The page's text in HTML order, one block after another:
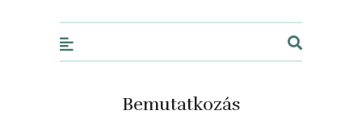
Bemutatkozás